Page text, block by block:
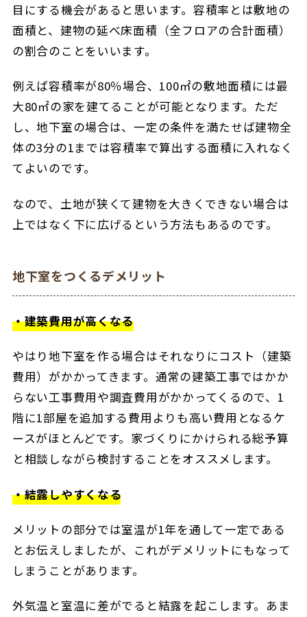
目にする機会があると思います。容積率とは敷地の
面積と、建物の延べ床面積（全フロアの合計面積）
の割合のことをいいます。
例えば容積率が80％場合、100㎡の敷地面積には最
大80㎡の家を建てることが可能となります。ただ
し、地下室の場合は、一定の条件を満たせば建物全
体の3分の1までは容積率で算出する面積に入れなく
てよいのです。
なので、土地が狭くて建物を大きくできない場合は
上ではなく下に広げるという方法もあるのです。
地下室をつくるデメリット
・建築費用が高くなる
やはり地下室を作る場合はそれなりにコスト（建築
費用）がかかってきます。通常の建築工事ではかか
らない工事費用や調査費用がかかってくるので、1
階に1部屋を追加する費用よりも高い費用となるケ
ースがほとんどです。家づくりにかけられる総予算
と相談しながら検討することをオススメします。
・結露しやすくなる
メリットの部分では室温が1年を通して一定である
とお伝えしましたが、これがデメリットにもなって
しまうことがあります。
外気温と室温に差がでると結露を起こします。あま